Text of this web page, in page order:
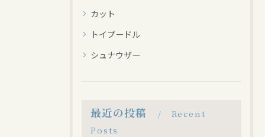
カット
トイプードル
シュナウザー
最近の投稿
Recent
Posts